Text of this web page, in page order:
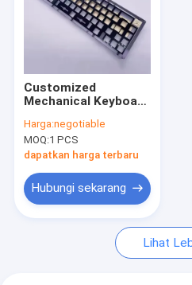
Tentang kami
Tur Pabrik
Kontrol kualitas
Berita
Permintaan Penawaran
Bagian Mesin CNC
Customized
Mechanical Keyboard
Machining Metal
Case Aluminium
Anodized untuk 60%
Keyboard Plate
Harga:negotiable
MOQ:1 PCS
dapatkan harga terbaru
Hubungi sekarang
Lihat